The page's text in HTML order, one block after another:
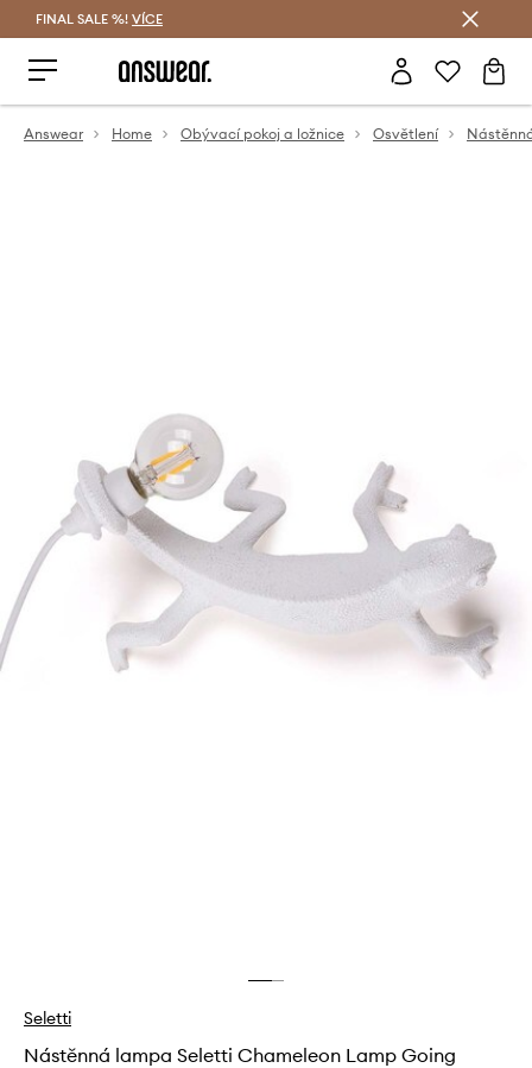
FINAL SALE %! VÍCE
Answear Home Obývací pokoj a ložnice Osvětlení
Seletti
Nástěnná lampa Seletti Chameleon Lamp Going